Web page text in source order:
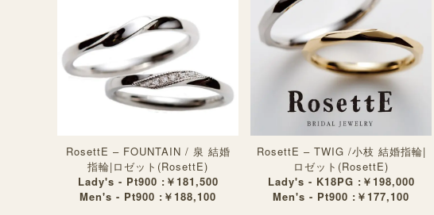
RosettE – FOUNTAIN / 泉 結婚
指輪|ロゼット(RosettE)
Lady's - Pt900 :￥181,500
Men's - Pt900 :￥188,100
RosettE – TWIG /小枝 結婚指輪|
ロゼット(RosettE)
Lady's - K18PG :￥198,000
Men's - Pt900 :￥177,100